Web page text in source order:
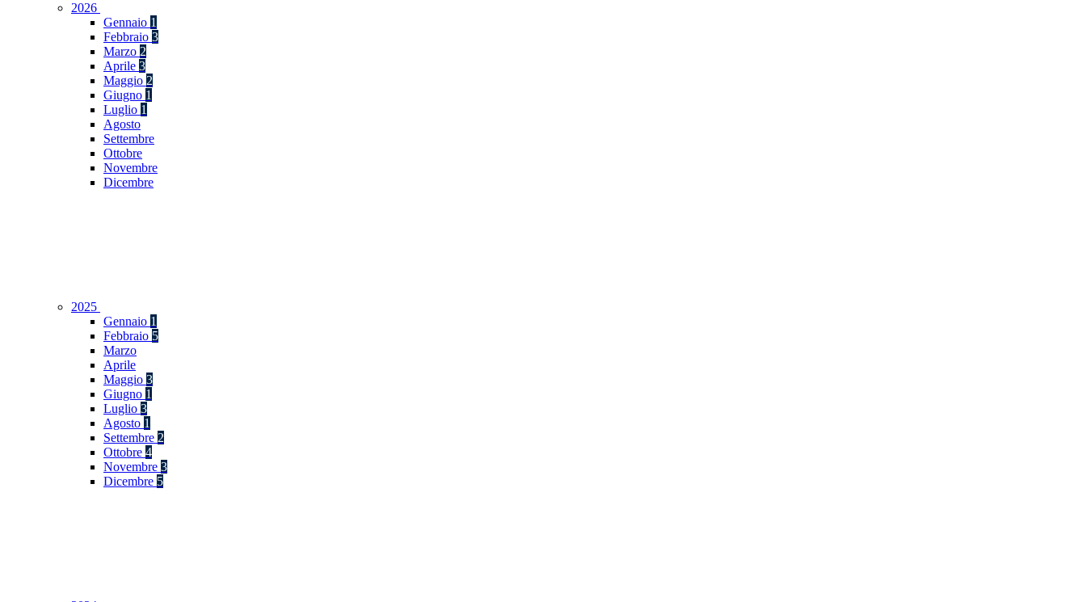
2026
Gennaio 1
Febbraio 3
Marzo 2
Aprile 3
Maggio 2
Giugno 1
Luglio 1
Agosto
Settembre
Ottobre
Novembre
Dicembre
2025
Gennaio 1
Febbraio 5
Marzo
Aprile
Maggio 3
Giugno 1
Luglio 3
Agosto 1
Settembre 2
Ottobre 4
Novembre 3
Dicembre 5